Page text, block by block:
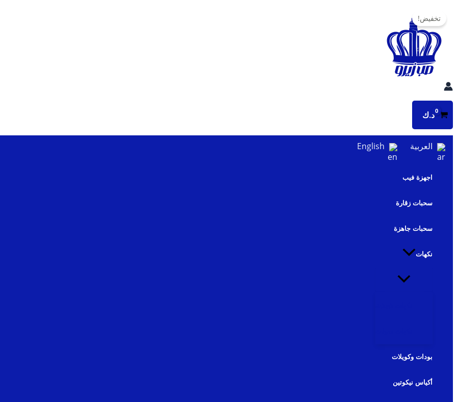
إلى
المحتوى
د.ك
العربية English
اجهزة فيب
سحبات زقارة
سحبات جاهزة
نكهات
بودات وكويلات
أكياس نيكوتين
تخفيض!